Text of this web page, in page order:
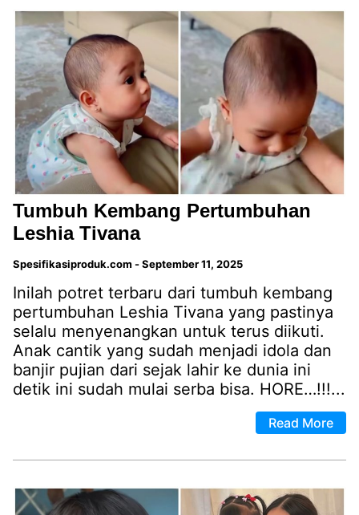
Tumbuh Kembang Pertumbuhan
Leshia Tivana
Spesifikasiproduk.com -September 11, 2025
Inilah potret terbaru dari tumbuh kembang
pertumbuhan Leshia Tivana yang pastinya
selalu menyenangkan untuk terus diikuti.
Anak cantik yang sudah menjadi idola dan
banjir pujian dari sejak lahir ke dunia ini
detik ini sudah mulai serba bisa. HORE…!!!...
Read More